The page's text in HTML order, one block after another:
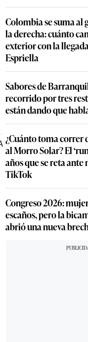
Colombia se suma al
la derecha: cuánto
exterior con la
Espriella
Sabores de
recorrido por tres
están dando que
¿Cuánto toma correr
al Morro Solar? El
años que se reta ante
TikTok
Congreso 2026:
escaños, pero la
abrió una nueva